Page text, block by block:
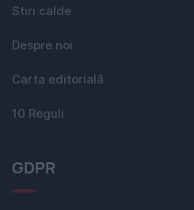
Stiri calde
Despre noi
Carta editorială
10 Reguli
GDPR